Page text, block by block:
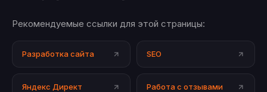
Рекомендуемые ссылки для этой страницы:
Разработка сайта SEO
Яндекс Директ Работа с отзывами